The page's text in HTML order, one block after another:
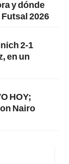
y dónde
2026
2-1
en un
HOY;
Nairo